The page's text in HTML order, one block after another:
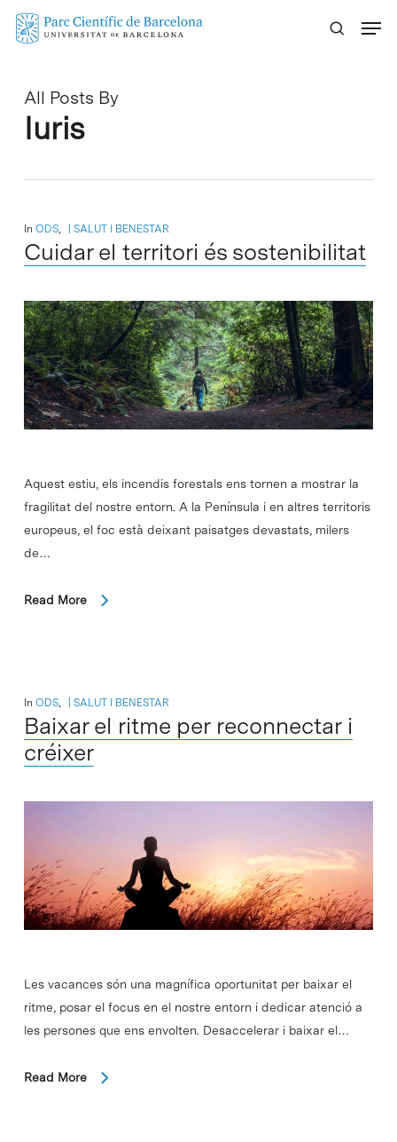
Skip
All Posts By
Iuris
In ODS, SALUT I BENESTAR
Cuidar el territori és sostenibilitat
Aquest estiu, els incendis forestals ens tornen a mostrar la
fragilitat del nostre entorn. A la Península i en altres territoris
europeus, el foc està deixant paisatges devastats, milers
de…
Read More
In ODS, SALUT I BENESTAR
Baixar el ritme per reconnectar i
créixer
Les vacances són una magnífica oportunitat per baixar el
ritme, posar el focus en el nostre entorn i dedicar atenció a
les persones que ens envolten. Desaccelerar i baixar el…
Read More